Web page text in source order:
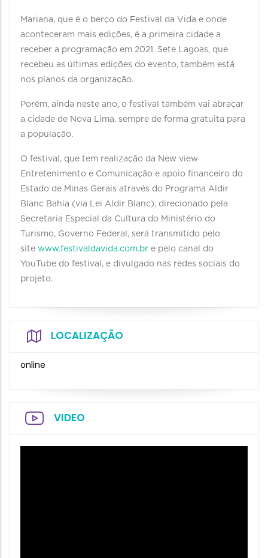
Mariana, que é o berço do Festival da Vida e onde
aconteceram mais edições, é a primeira cidade a
receber a programação em 2021. Sete Lagoas, que
recebeu as últimas edições do evento, também está
nos planos da organização.
Porém, ainda neste ano, o festival também vai abraçar
a cidade de Nova Lima, sempre de forma gratuita para
a população.
O festival, que tem realização da New view
Entretenimento e Comunicação e apoio financeiro do
Estado de Minas Gerais através do Programa Aldir
Blanc Bahia (via Lei Aldir Blanc), direcionado pela
Secretaria Especial da Cultura do Ministério do
Turismo, Governo Federal, será transmitido pelo
site www.festivaldavida.com.br e pelo canal do
YouTube do festival, e divulgado nas redes sociais do
projeto.
LOCALIZAÇÃO
online
VIDEO